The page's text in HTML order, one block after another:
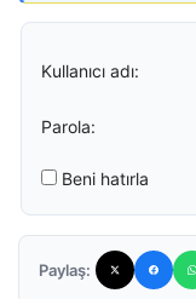
Kullanıcı adı:
Parola:
Beni hatırla
Paylaş: